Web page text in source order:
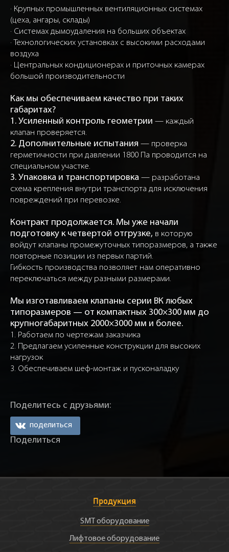
· Крупных промышленных вентиляционных системах
(цеха, ангары, склады)
· Системах дымоудаления на больших объектах
· Технологических установках с высокими расходами
воздуха
· Центральных кондиционерах и приточных камерах
большой производительности
Как мы обеспечиваем качество при таких
габаритах?
1. Усиленный контроль геометрии — каждый
клапан проверяется.
2. Дополнительные испытания — проверка
герметичности при давлении 1800 Па проводится на
специальном участке.
3. Упаковка и транспортировка — разработана
схема крепления внутри транспорта для исключения
повреждений при перевозке.
Контракт продолжается. Мы уже начали
подготовку к четвертой отгрузке, в которую
войдут клапаны промежуточных типоразмеров, а также
повторные позиции из первых партий.
Гибкость производства позволяет нам оперативно
переключаться между разными размерами.
Мы изготавливаем клапаны серии ВК любых
типоразмеров — от компактных 300×300 мм до
крупногабаритных 2000×3000 мм и более.
1. Работаем по чертежам заказчика
2. Предлагаем усиленные конструкции для высоких
нагрузок
3. Обеспечиваем шеф-монтаж и пусконаладку
Поделитесь с друзьями:
поделиться
Поделиться
Продукция
SMT оборудование
Лифтовое оборудование